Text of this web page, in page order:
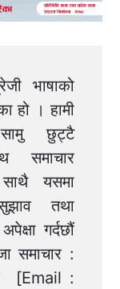
भाषाको
हो । हामी
सामु छुट्टै
समाचार
यसमा
तथा
गर्दछौं
समाचार :
[Email :